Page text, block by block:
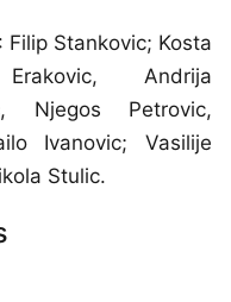
: Filip Stankovic; Kosta
Andrija
Njegos Petrovic,
Ivanovic; Vasilije
Stulic.